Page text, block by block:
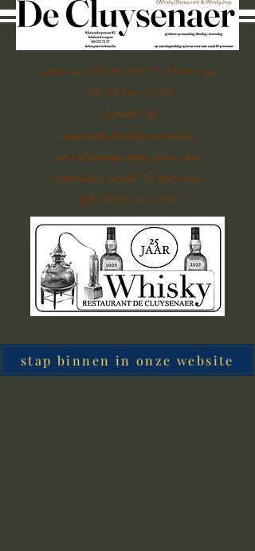
open van 12.00 tot 15.00 en van
18.00 tot 23.00
gesloten op
maandag,dinsdag,woensdag
op zaterdagmiddag open voor
reservatie vanaf 1O personen
BE 0465 334 635
stap binnen in onze website